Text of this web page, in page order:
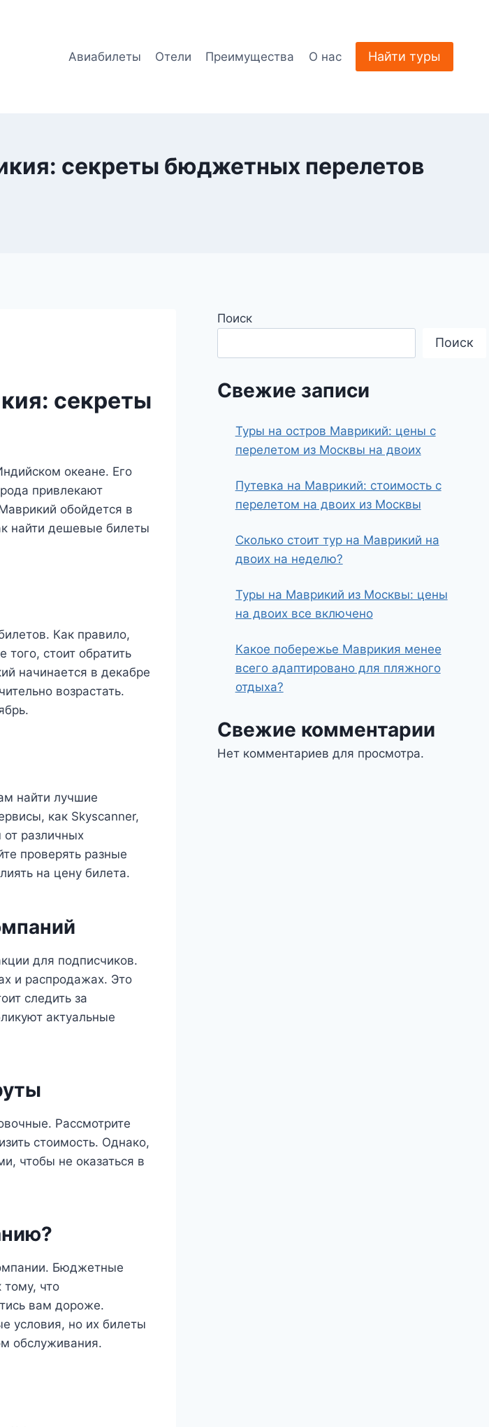
Авиабилеты Отели Преимущества О нас Найти туры
секреты бюджетных перелетов
секреты
океане. Его
привлекают
обойдется в
найти дешевые билеты
Как правило,
стоит обратить
начинается в декабре
возрастать.
найти лучшие
как Skyscanner,
различных
проверять разные
на цену билета.
для подписчиков.
и распродажах. Это
следить за
актуальные
Рассмотрите
стоимость. Однако,
чтобы не оказаться в
Бюджетные
тому, что
вам дороже.
условия, но их билеты
обслуживания.
Поиск
Поиск
Свежие записи
Туры на остров Маврикий: цены с
перелетом из Москвы на двоих
Путевка на Маврикий: стоимость с
перелетом на двоих из Москвы
Сколько стоит тур на Маврикий на
двоих на неделю?
Туры на Маврикий из Москвы: цены
на двоих все включено
Какое побережье Маврикия менее
всего адаптировано для пляжного
отдыха?
Свежие комментарии
Нет комментариев для просмотра.